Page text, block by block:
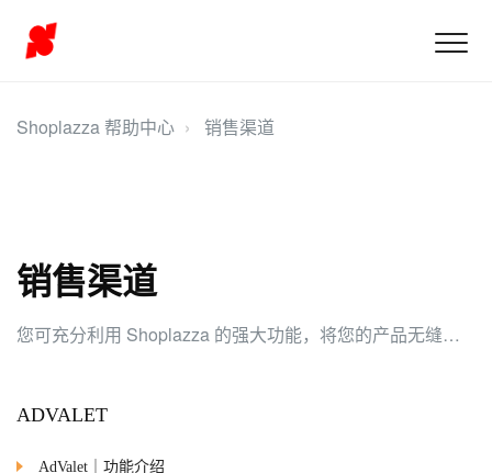
Shoplazza 帮助中心 销售渠道
销售渠道
您可充分利用 Shoplazza 的强大功能，将您的产品无缝推广至多元化的在线销售渠道，如Facebook、Google、Tiktok等。
ADVALET
AdValet｜功能介绍